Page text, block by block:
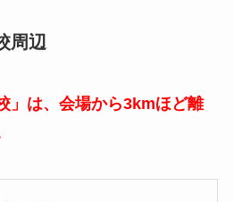
周辺
」は、会場から3kmほど離